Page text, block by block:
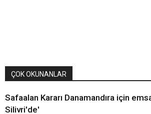
ÇOK OKUNANLAR
Safaalan Kararı Danamandıra için
Silivri'de'